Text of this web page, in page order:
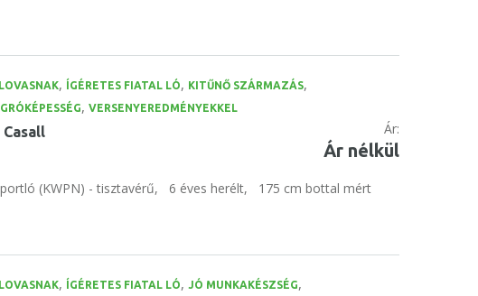
, ÍGÉRETES FIATAL LÓ, KITŰNŐ SZÁRMAZÁS,
, VERSENYEREDMÉNYEKKEL
Casall Ár:
Ár nélkül
(KWPN) - tisztavérű, 6 éves herélt, 175 cm bottal mért
, ÍGÉRETES FIATAL LÓ, JÓ MUNKAKÉSZSÉG,